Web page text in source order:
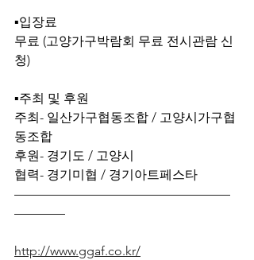
▪입장료
무료 (고양가구박람회 무료 전시관람 신
청)
▪주최 및 후원
주최- 일산가구협동조합 / 고양시가구협
동조합
후원- 경기도 / 고양시
협력- 경기미협 / 경기아트페스타
—————————————————
————
http://www.ggaf.co.kr/